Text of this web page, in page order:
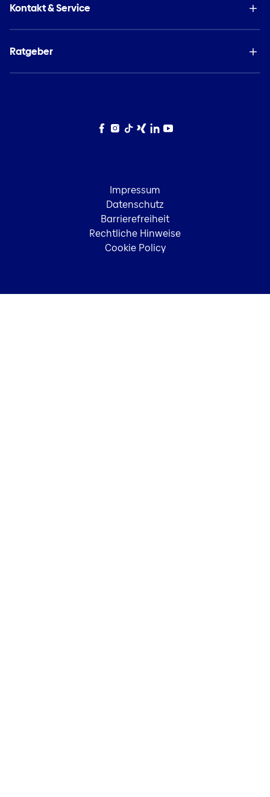
Kontakt & Service
Ratgeber
Facebook
Instagram
TikTokXingLinkedIn
YouTube
Impressum
Datenschutz
Barrierefreiheit
Rechtliche Hinweise
Cookie Policy